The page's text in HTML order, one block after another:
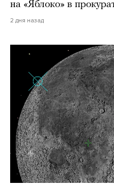
на «Яблоко» в
2 дня назад